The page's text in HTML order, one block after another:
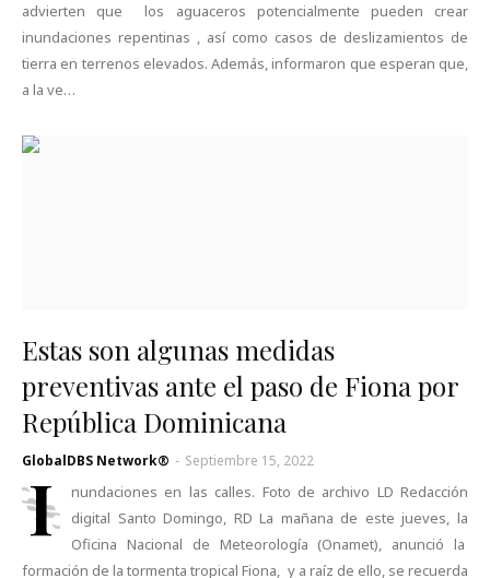
advierten que los aguaceros potencialmente pueden crear
inundaciones repentinas , así como casos de deslizamientos de
tierra en terrenos elevados. Además, informaron que esperan que,
a la ve…
Estas son algunas medidas
preventivas ante el paso de Fiona por
República Dominicana
GlobalDBS Network® - Septiembre 15, 2022
I
nundaciones en las calles. Foto de archivo LD Redacción
digital Santo Domingo, RD La mañana de este jueves, la
Oficina Nacional de Meteorología (Onamet), anunció la
formación de la tormenta tropical Fiona, y a raíz de ello, se recuerda